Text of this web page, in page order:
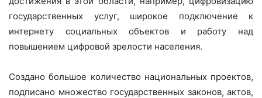
государственных услуг, широкое подключение к
интернету социальных объектов и работу над
повышением цифровой зрелости населения.
Создано большое количество национальных проектов,
подписано множество государственных законов, актов,